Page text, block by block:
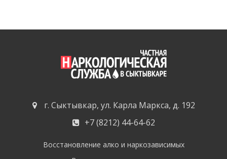
г. Сыктывкар, ул. Карла Маркса, д. 192
+7 (8212) 44-64-62
Восстановление алко и наркозависимых